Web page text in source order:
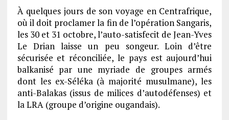
À quelques jours de son voyage en Centrafrique,
où il doit proclamer la fin de l’opération Sangaris,
les 30 et 31 octobre, l’auto-satisfecit de Jean-Yves
Le Drian laisse un peu songeur. Loin d’être
sécurisée et réconciliée, le pays est aujourd’hui
balkanisé par une myriade de groupes armés
dont les ex-Séléka (à majorité musulmane), les
anti-Balakas (issus de milices d’autodéfenses) et
la LRA (groupe d’origine ougandais).